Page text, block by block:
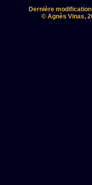
Dernière
© Agnès Vinas,